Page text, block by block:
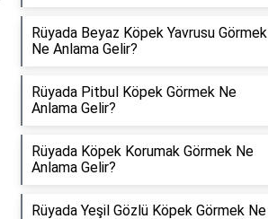
Rüyada Beyaz Köpek Yavrusu Görmek
Ne Anlama Gelir?
Rüyada Pitbul Köpek Görmek Ne
Anlama Gelir?
Rüyada Köpek Korumak Görmek Ne
Anlama Gelir?
Rüyada Yeşil Gözlü Köpek Görmek Ne